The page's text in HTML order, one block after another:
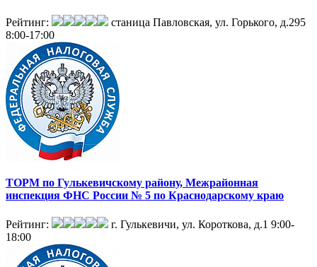
Рейтинг:
станица Павловская, ул. Горького, д.295
8:00-17:00
ТОРМ по Гулькевичскому району, Межрайонная
инспекция ФНС России № 5 по Краснодарскому краю
Рейтинг: г. Гулькевичи, ул. Короткова, д.1 9:00-
18:00